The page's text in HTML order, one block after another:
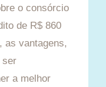
o consórcio
de R$ 860
as vantagens,
ser
a melhor